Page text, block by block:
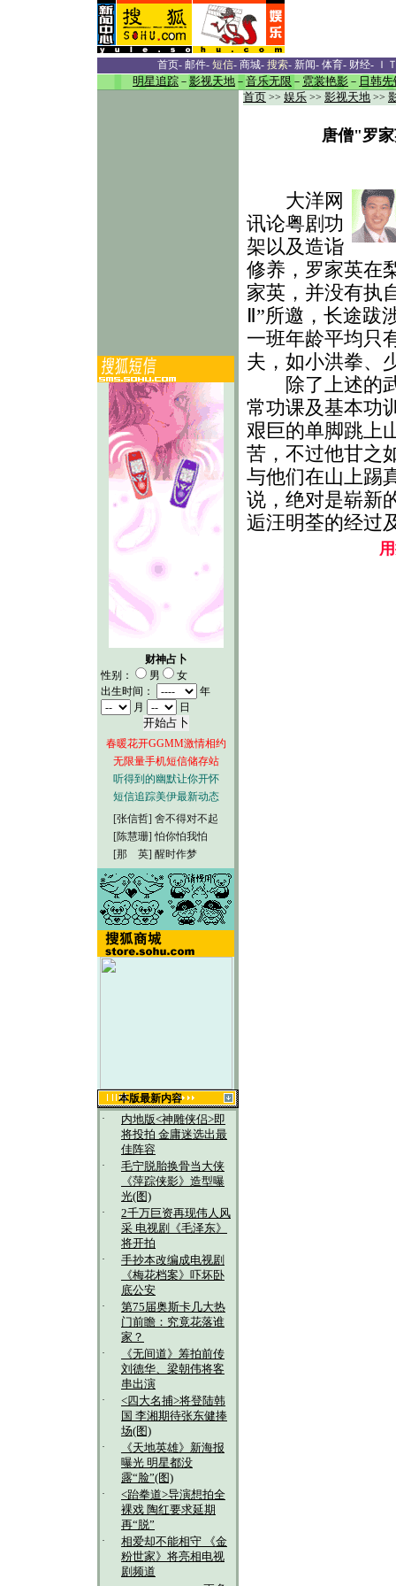
首页- 邮件- 短信- 商城- 搜索- 新闻- 体育- 财经- Ｉ
明星追踪 － 影视天地 － 音乐无限 － 霓裳艳影 － 日韩先
财神占卜
性别：
男
女
出生时间：
年
月
日
春暖花开GGMM激情相约
无限量手机短信储存站
听得到的幽默让你开怀
短信追踪美伊最新动态
[张信哲] 舍不得对不起
[陈慧珊] 怕你怕我怕
[那 英] 醒时作梦
本版最新内容
·
内地版<神雕侠侣>即
将投拍 金庸迷选出最
佳阵容
·
毛宁脱胎换骨当大侠
《萍踪侠影》造型曝
光(图)
·
2千万巨资再现伟人风
采 电视剧《毛泽东》
将开拍
·
手抄本改编成电视剧
《梅花档案》吓坏卧
底公安
·
第75届奥斯卡几大热
门前瞻：究竟花落谁
家？
·
《无间道》筹拍前传
刘德华、梁朝伟将客
串出演
·
<四大名捕>将登陆韩
国 李湘期待张东健捧
场(图)
·
《天地英雄》新海报
曝光 明星都没
露“脸”(图)
·
<跆拳道>导演想拍全
裸戏 陶红要求延期
再“脱”
·
相爱却不能相守 《金
粉世家》将亮相电视
剧频道
首页 >> 娱乐 >> 影视天地 >>
唐僧"罗
大洋网
讯论粤剧功
架以及造诣
修养，罗家英在
家英，并没有执
Ⅱ”所邀，长途跋
一班年龄平均只
夫，如小洪拳、
除了上述的武
常功课及基本功
艰巨的单脚跳上
苦，不过他甘之
与他们在山上踢
说，绝对是崭新
逅汪明荃的经过